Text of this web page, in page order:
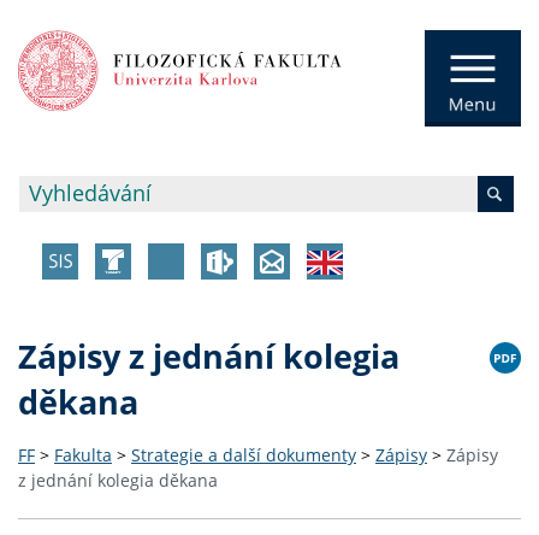
Zápisy z jednání kolegia
děkana
FF > Fakulta > Strategie a další dokumenty > Zápisy > Zápisy
z jednání kolegia děkana